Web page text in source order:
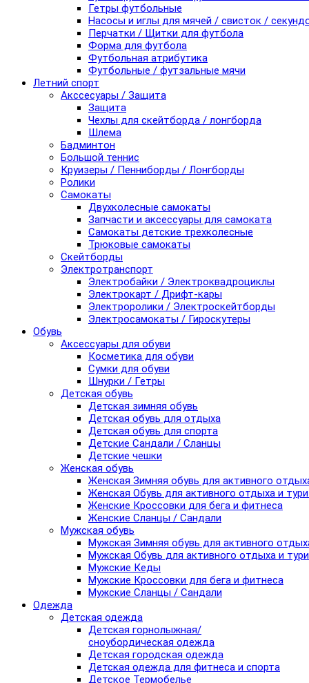
Гетры футбольные
Насосы и иглы для мячей / свисток /
Перчатки / Щитки для футбола
Форма для футбола
Футбольная атрибутика
Футбольные / футзальные мячи
Летний спорт
Акссесуары / Защита
Защита
Чехлы для скейтборда / лонгборда
Шлема
Бадминтон
Большой теннис
Круизеры / Пенниборды / Лонгборды
Ролики
Самокаты
Двухколесные самокаты
Запчасти и аксессуары для самоката
Самокаты детские трехколесные
Трюковые самокаты
Скейтборды
Электротранспорт
Электробайки / Электроквадроциклы
Электрокарт / Дрифт-кары
Электроролики / Электроскейтборды
Электросамокаты / Гироскутеры
Обувь
Аксессуары для обуви
Косметика для обуви
Сумки для обуви
Шнурки / Гетры
Детская обувь
Детская зимняя обувь
Детская обувь для отдыха
Детская обувь для спорта
Детские Сандали / Сланцы
Детские чешки
Женская обувь
Женская Зимняя обувь для активного
Женская Обувь для активного отдыха и
Женские Кроссовки для бега и фитнеса
Женские Сланцы / Сандали
Мужская обувь
Мужская Зимняя обувь для активного
Мужская Обувь для активного отдыха и
Мужские Кеды
Мужские Кроссовки для бега и фитнеса
Мужские Сланцы / Сандали
Одежда
Детская одежда
Детская горнолыжная/
сноубордическая одежда
Детская городская одежда
Детская одежда для фитнеса и спорта
Детское Термобелье